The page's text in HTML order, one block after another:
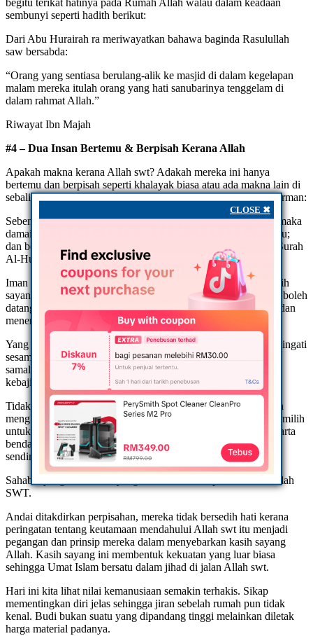
begitu terikat hatinya pada Rumah Allah walau dalam keadaan
sembunyi seperti hadith berikut:
Dari Abu Hurairah ra meriwayatkan bahawa baginda Rasulullah
saw bersabda:
“Orang yang sentiasa berulang-alik ke masjid di dalam kegelapan
malam mereka itulah orang yang hati sanubarinya tenggelam di
dalam rahmat Allah.”
Riwayat Ibn Majah
#4 – Dua Insan Bertemu & Berpisah Kerana Allah
Apakah makna kerana Allah swt? Adakah mereka ini hanya
bertemu dan berpisah seperti khalayak biasa atau ada makna lain di
sebalik ukhwah dan ziarah menziarahi mereka? Allah swt berfirman:
Sebenarnya orang-orang yang beriman itu adalah bersaudara, maka
damaikanlah di antara dua saudara kamu (yang bertelingkah) itu;
dan bertaqwalah kepada Allah supaya kamu beroleh rahmat. (Surah
Al-Hujurat: 10)
Iman seorang hamba itu diiringi dengan bersaudara dan berkasih
sayang. Melalui kasih sayang, maka seorang sahabat atau jiran boleh
datang bersilaturrahim tanpa prejudis. Mereka saling memberi dan
menerima lalu wujudlah suasana yang harmoni.
Yang paling indah, mereka saling nasihat-menasihati dan mengingati
sesama sendiri agar tetap mencintai Allah swt. Lalu bersama-
samalah mereka menyokong dan bersegera dalam kerja-kerja
kebajikan.
Tidak wujud hasad dan dengki di dalam hati mereka melainkan
mengharapkan yang terbaik untuk saudara mereka. Mereka memilih
untuk saling menghormati dan melindungi diri, keluarga dan harta
benda sesama mereka seperti menjaga diri, keluarga dan harta
sendiri.
Sahabat yang berkasih sayang bertemu dan berpisah kerana Allah
SWT.
Andai ditakdirkan perpisahan, mereka tidak bersedih hati kerana
peringatan tentang keutamaan mendahului Allah swt itu menjadi
pegangan dan prinsip mereka dalam menyebarkan kasih sayang
Allah. Kasih sayang ini membentuk kekuatan yang luar biasa
sehingga Umat Islam bersatu dalam jihad di jalan Allah swt.
Hari ini kita lihat nilai kemanusiaan semakin terhakis. Sikap
mementingkan diri jelas sehingga jiran sebelah rumah pun tidak
kenal. Budi bukan suatu yang dipandang tinggi melainkan diletak
harga material padanya.
CLOSE ✖